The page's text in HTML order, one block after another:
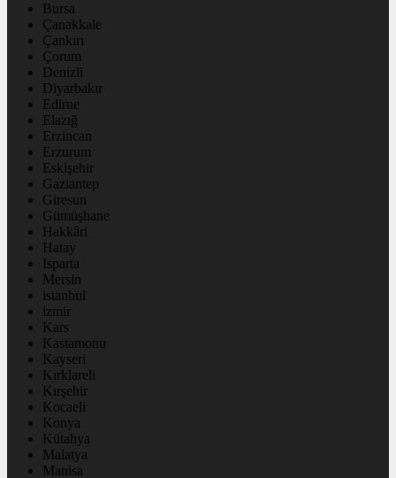
Bursa
Çanakkale
Çankırı
Çorum
Denizli
Diyarbakır
Edirne
Elazığ
Erzincan
Erzurum
Eskişehir
Gaziantep
Giresun
Gümüşhane
Hakkâri
Hatay
Isparta
Mersin
istanbul
izmir
Kars
Kastamonu
Kayseri
Kırklareli
Kırşehir
Kocaeli
Konya
Kütahya
Malatya
Manisa